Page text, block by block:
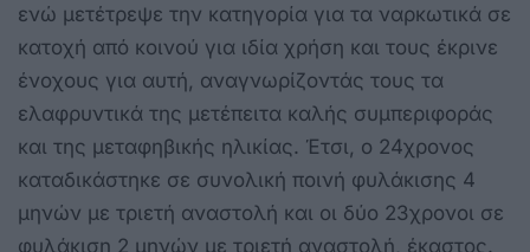
ενώ μετέτρεψε την κατηγορία για τα ναρκωτικά σε
κατοχή από κοινού για ιδία χρήση και τους έκρινε
ένοχους για αυτή, αναγνωρίζοντάς τους τα
ελαφρυντικά της μετέπειτα καλής συμπεριφοράς
και της μεταφηβικής ηλικίας. Έτσι, ο 24χρονος
καταδικάστηκε σε συνολική ποινή φυλάκισης 4
μηνών με τριετή αναστολή και οι δύο 23χρονοι σε
φυλάκιση 2 μηνών με τριετή αναστολή, έκαστος.